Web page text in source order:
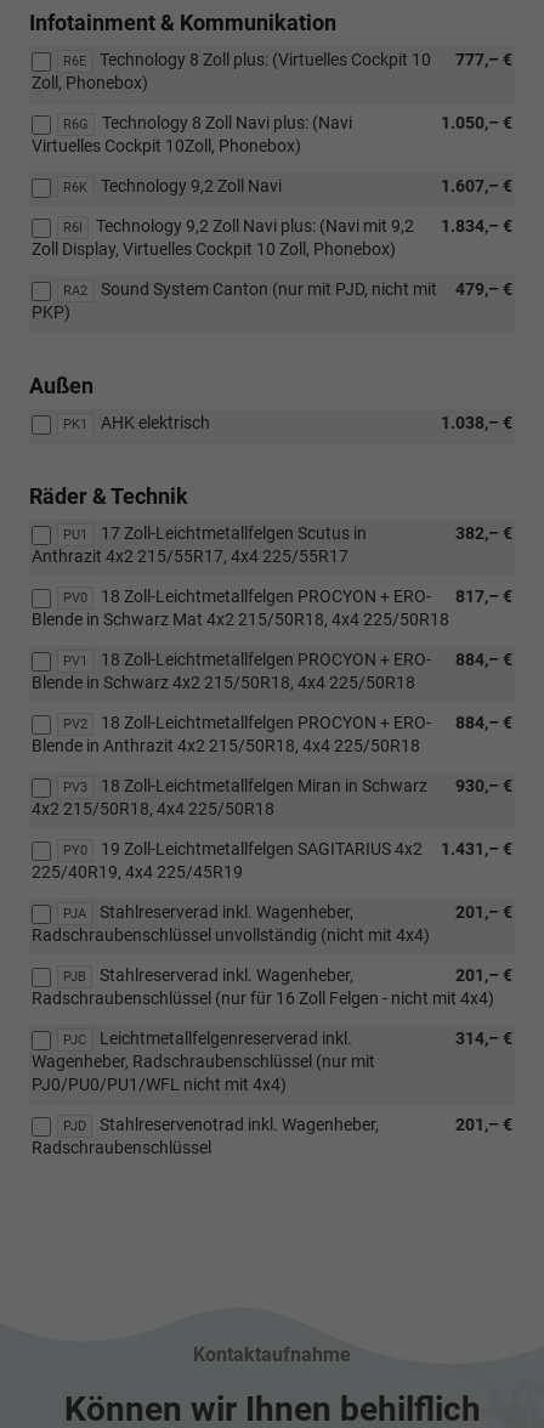
Infotainment & Kommunikation
R6E 777,– €
Technology 8 Zoll plus: (Virtuelles Cockpit 10
Zoll, Phonebox)
R6G 1.050,– €
Technology 8 Zoll Navi plus: (Navi
Virtuelles Cockpit 10Zoll, Phonebox)
R6K 1.607,– €
Technology 9,2 Zoll Navi
R6I 1.834,– €
Technology 9,2 Zoll Navi plus: (Navi mit 9,2
Zoll Display, Virtuelles Cockpit 10 Zoll, Phonebox)
RA2 479,– €
Sound System Canton (nur mit PJD, nicht mit
PKP)
Außen
PK1 1.038,– €
AHK elektrisch
Räder & Technik
PU1 382,– €
17 Zoll-Leichtmetallfelgen Scutus in
Anthrazit 4x2 215/55R17, 4x4 225/55R17
PV0 817,– €
18 Zoll-Leichtmetallfelgen PROCYON + ERO-
Blende in Schwarz Mat 4x2 215/50R18, 4x4 225/50R18
PV1 884,– €
18 Zoll-Leichtmetallfelgen PROCYON + ERO-
Blende in Schwarz 4x2 215/50R18, 4x4 225/50R18
PV2 884,– €
18 Zoll-Leichtmetallfelgen PROCYON + ERO-
Blende in Anthrazit 4x2 215/50R18, 4x4 225/50R18
PV3 930,– €
18 Zoll-Leichtmetallfelgen Miran in Schwarz
4x2 215/50R18, 4x4 225/50R18
PY0 1.431,– €
19 Zoll-Leichtmetallfelgen SAGITARIUS 4x2
225/40R19, 4x4 225/45R19
PJA 201,– €
Stahlreserverad inkl. Wagenheber,
Radschraubenschlüssel unvollständig (nicht mit 4x4)
PJB 201,– €
Stahlreserverad inkl. Wagenheber,
Radschraubenschlüssel (nur für 16 Zoll Felgen - nicht mit 4x4)
PJC 314,– €
Leichtmetallfelgenreserverad inkl.
Wagenheber, Radschraubenschlüssel (nur mit
PJ0/PU0/PU1/WFL nicht mit 4x4)
PJD 201,– €
Stahlreservenotrad inkl. Wagenheber,
Radschraubenschlüssel
Kontaktaufnahme
Können wir Ihnen behilflich